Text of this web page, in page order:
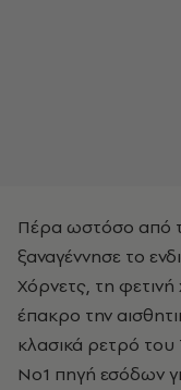
Πέρα ωστόσο από
ξαναγέννησε το
Χόρνετς, τη
έπακρο την
κλασικά ρετρό
Νο1 πηγή εσόδων